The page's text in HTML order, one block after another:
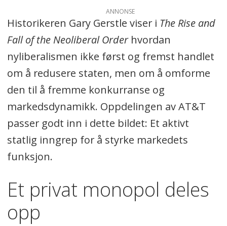
ANNONSE
Historikeren Gary Gerstle viser i The Rise and
Fall of the Neoliberal Orderhvordan
nyliberalismen ikke først og fremst handlet
om å redusere staten, men om å omforme
den til å fremme konkurranse og
markedsdynamikk. Oppdelingen av AT&T
passer godt inn i dette bildet: Et aktivt
statlig inngrep for å styrke markedets
funksjon.
Et privat monopol deles
opp